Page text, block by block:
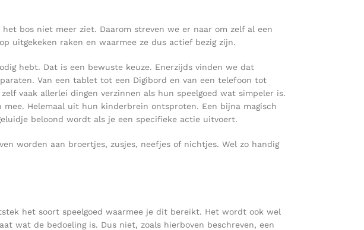
bos niet meer ziet. Daarom streven we er naar om zelf al een
uitgekeken raken en waarmee ze dus actief bezig zijn.
hebt. Dat is een bewuste keuze. Enerzijds vinden we dat
Van een tablet tot een Digibord en van een telefoon tot
vaak allerlei dingen verzinnen als hun speelgoed wat simpeler is.
Helemaal uit hun kinderbrein ontsproten. Een bijna magisch
beloond wordt als je een specifieke actie uitvoert.
worden aan broertjes, zusjes, neefjes of nichtjes. Wel zo handig
het soort speelgoed waarmee je dit bereikt. Het wordt ook wel
wat de bedoeling is. Dus niet, zoals hierboven beschreven, een